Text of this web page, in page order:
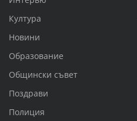
Култура
Новини
Образование
Общински съвет
Поздрави
Полиция